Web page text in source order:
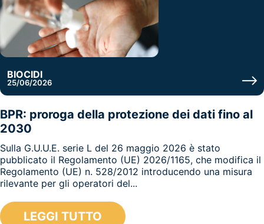
BIOCIDI
25/06/2026
BPR: proroga della protezione dei dati fino al
2030
Sulla G.U.U.E. serie L del 26 maggio 2026 è stato
pubblicato il Regolamento (UE) 2026/1165, che modifica il
Regolamento (UE) n. 528/2012 introducendo una misura
rilevante per gli operatori del...
LEGGI TUTTO